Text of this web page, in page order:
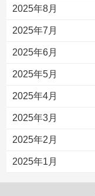
2025年8月
2025年7月
2025年6月
2025年5月
2025年4月
2025年3月
2025年2月
2025年1月